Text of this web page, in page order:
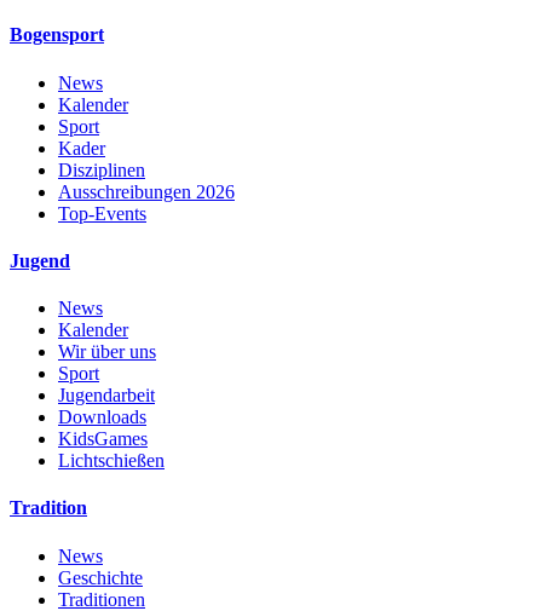
Bogensport
News
Kalender
Sport
Kader
Disziplinen
Ausschreibungen 2026
Top-Events
Jugend
News
Kalender
Wir über uns
Sport
Jugendarbeit
Downloads
KidsGames
Lichtschießen
Tradition
News
Geschichte
Traditionen